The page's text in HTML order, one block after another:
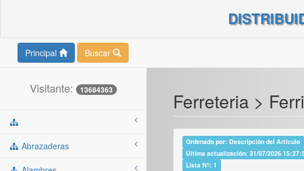
Principal Buscar
Visitante: 13684363
Abrazaderas
Ferreteria >
Ordenado por: Descripción del Artículo
Última actualización: 31/07/2026
Lista Nº: 1